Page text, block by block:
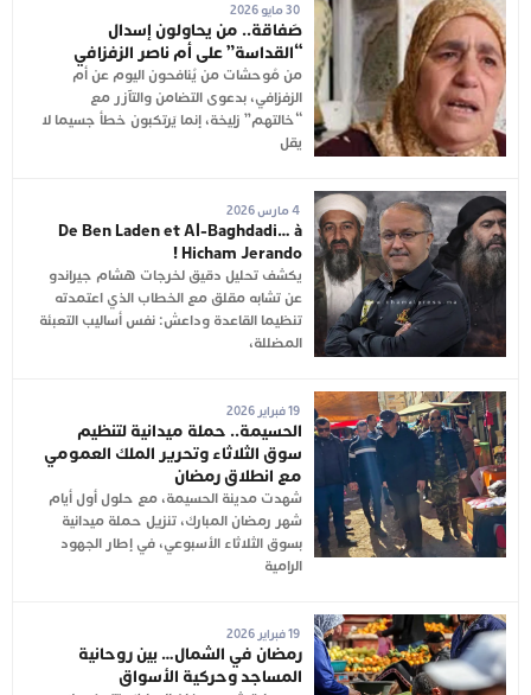
30 مايو 2026
صَفاقة.. من يحاولون إسدال
“القداسة” على أم ناصر الزفزافي
من مُوحشات من يُنافحون اليوم عن أم
الزفزافي، بدعوى التضامن والتآزر مع
“خالتهم” زليخة، إنما يَرتكبون خطأ جسيما لا
يقل
4 مارس 2026
De Ben Laden et Al-Baghdadi… à
Hicham Jerando !
يكشف تحليل دقيق لخرجات هشام جيراندو
عن تشابه مقلق مع الخطاب الذي اعتمدته
تنظيما القاعدة وداعش: نفس أساليب التعبئة
المضللة،
19 فبراير 2026
الحسيمة.. حملة ميدانية لتنظيم
سوق الثلاثاء وتحرير الملك العمومي
مع انطلاق رمضان
شهدت مدينة الحسيمة، مع حلول أول أيام
شهر رمضان المبارك، تنزيل حملة ميدانية
بسوق الثلاثاء الأسبوعي، في إطار الجهود
الرامية
19 فبراير 2026
رمضان في الشمال… بين روحانية
المساجد وحركية الأسواق